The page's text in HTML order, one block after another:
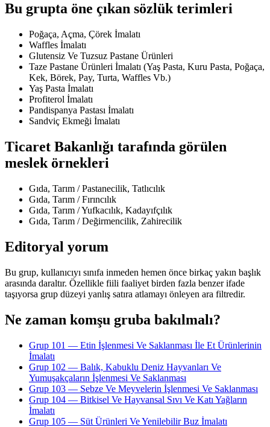
Bu grupta öne çıkan sözlük terimleri
Poğaça, Açma, Çörek İmalatı
Waffles İmalatı
Glutensiz Ve Tuzsuz Pastane Ürünleri
Taze Pastane Ürünleri İmalatı (Yaş Pasta, Kuru Pasta, Poğaça,
Kek, Börek, Pay, Turta, Waffles Vb.)
Yaş Pasta İmalatı
Profiterol İmalatı
Pandispanya Pastası İmalatı
Sandviç Ekmeği İmalatı
Ticaret Bakanlığı tarafında görülen
meslek örnekleri
Gıda, Tarım / Pastanecilik, Tatlıcılık
Gıda, Tarım / Fırıncılık
Gıda, Tarım / Yufkacılık, Kadayıfçılık
Gıda, Tarım / Değirmencilik, Zahirecilik
Editoryal yorum
Bu grup, kullanıcıyı sınıfa inmeden hemen önce birkaç yakın başlık
arasında daraltır. Özellikle fiili faaliyet birden fazla benzer ifade
taşıyorsa grup düzeyi yanlış satıra atlamayı önleyen ara filtredir.
Ne zaman komşu gruba bakılmalı?
Grup 101 — Etin İşlenmesi Ve Saklanması İle Et Ürünlerinin
İmalatı
Grup 102 — Balık, Kabuklu Deniz Hayvanları Ve
Yumuşakçaların İşlenmesi Ve Saklanması
Grup 103 — Sebze Ve Meyvelerin İşlenmesi Ve Saklanması
Grup 104 — Bitkisel Ve Hayvansal Sıvı Ve Katı Yağların
İmalatı
Grup 105 — Süt Ürünleri Ve Yenilebilir Buz İmalatı